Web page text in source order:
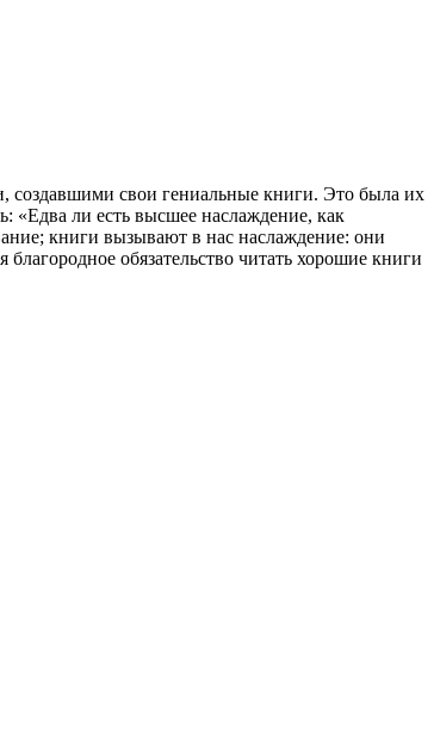
создавшими свои гениальные книги. Это была их
«Едва ли есть высшее наслаждение, как
книги вызывают в нас наслаждение: они
обязательство читать хорошие книги